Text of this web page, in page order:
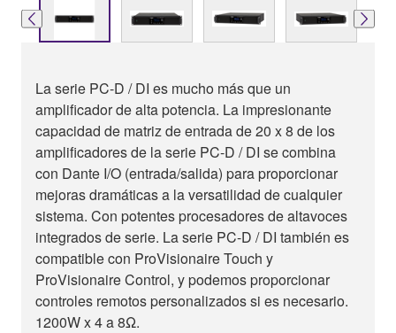
La serie PC-D / DI es mucho más que un
amplificador de alta potencia. La impresionante
capacidad de matriz de entrada de 20 x 8 de los
amplificadores de la serie PC-D / DI se combina
con Dante I/O (entrada/salida) para proporcionar
mejoras dramáticas a la versatilidad de cualquier
sistema. Con potentes procesadores de altavoces
integrados de serie. La serie PC-D / DI también es
compatible con ProVisionaire Touch y
ProVisionaire Control, y podemos proporcionar
controles remotos personalizados si es necesario.
1200W x 4 a 8Ω.